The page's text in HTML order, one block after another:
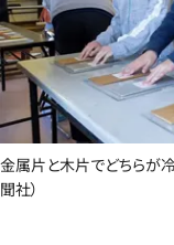
金属片と木片でどちらが
聞社）